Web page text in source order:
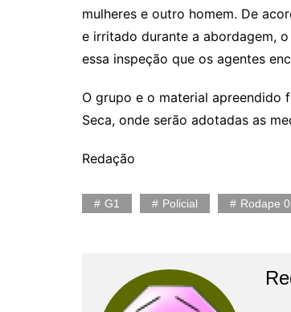
mulheres e outro homem. De
e irritado durante a abordagem,
essa inspeção que os agentes
O grupo e o material apreendido
Seca, onde serão adotadas as
Redação
G1 Policial Rodape